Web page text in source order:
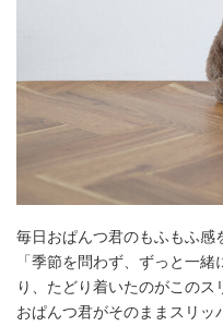
毎日おぱんつ君のもふもふ感
「季節を問わず、ずっと一
り、たどり着いたのがこのス
おぱんつ君がそのままスリ